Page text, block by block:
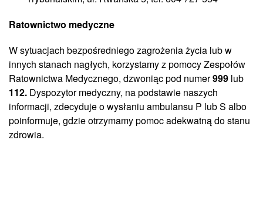
Ratownictwo medyczne
W sytuacjach bezpośredniego zagrożenia życia lub w
innych stanach nagłych, korzystamy z pomocy Zespołów
Ratownictwa Medycznego, dzwoniąc pod numer999 lub
112. Dyspozytor medyczny, na podstawie naszych
informacji, zdecyduje o wysłaniu ambulansu P lub S albo
poinformuje, gdzie otrzymamy pomoc adekwatną do stanu
zdrowia.